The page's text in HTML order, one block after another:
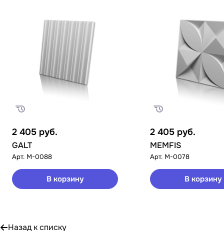
2 405 руб.
GALT
Арт. M-0088
В корзину
2 405 руб.
MEMFIS
Арт. M-0078
В корзину
Назад к списку